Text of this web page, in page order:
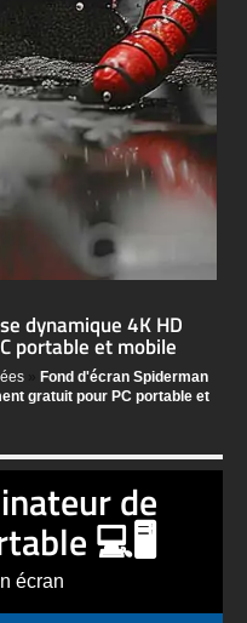
dynamique 4K HD
portable et mobile
Fond d'écran Spiderman
gratuit pour PC portable et
de
💻🖥️
écran